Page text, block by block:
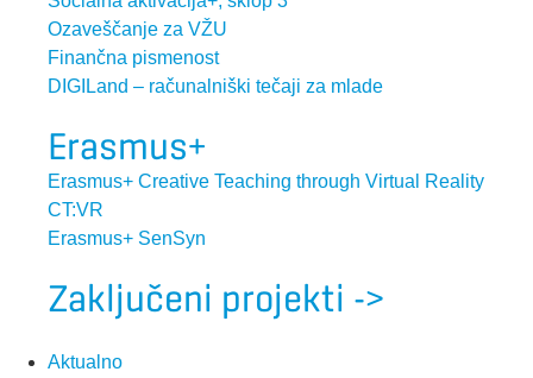
Ozaveščanje za VŽU
Finančna pismenost
DIGILand – računalniški tečaji za mlade
Erasmus+
Erasmus+ Creative Teaching through Virtual Reality
CT:VR
Erasmus+ SenSyn
Zaključeni projekti ->
Aktualno